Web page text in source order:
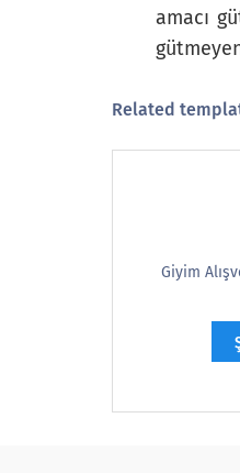
çok
Ilıman
Which
amacı
Related
Giyim